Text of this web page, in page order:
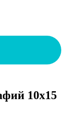
10х15